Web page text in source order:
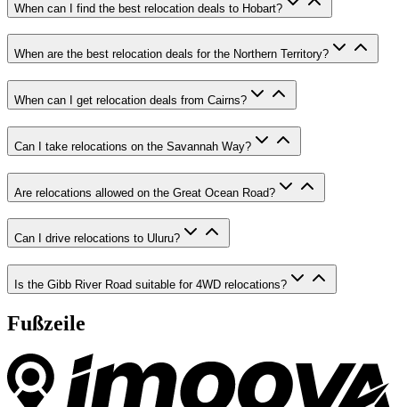
When can I find the best relocation deals to Hobart?
When are the best relocation deals for the Northern Territory?
When can I get relocation deals from Cairns?
Can I take relocations on the Savannah Way?
Are relocations allowed on the Great Ocean Road?
Can I drive relocations to Uluru?
Is the Gibb River Road suitable for 4WD relocations?
Fußzeile